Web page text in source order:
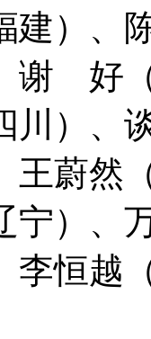
建）、
谢 好
川）、
王蔚然
宁）、
李恒越